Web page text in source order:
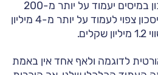
מההשקעה הזאת והחיסכון במיסים יעמוד על יותר מ-200
אלף שקלים. בגיל 70, החיסכון צפוי לעמוד על יותר מ-4 מיליון
לדוגמה ולאף אחד אין באמת